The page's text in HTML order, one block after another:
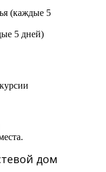
(каждые 5
5 дней)
дом